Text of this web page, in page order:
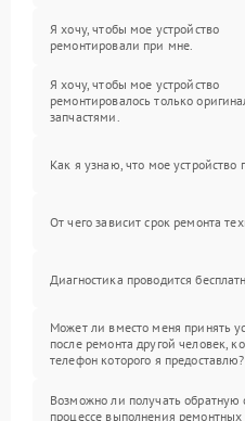
Я хочу, чтобы мое устройство
ремонтировали при мне.
Я хочу, чтобы мое устройство
ремонтировалось только
запчастями.
Как я узнаю, что мое устройство
От чего зависит срок ремонта
Диагностика проводится
Может ли вместо меня принять
после ремонта другой человек,
телефон которого я предоставлю?
Возможно ли получать обратную
процессе выполнения ремонтных